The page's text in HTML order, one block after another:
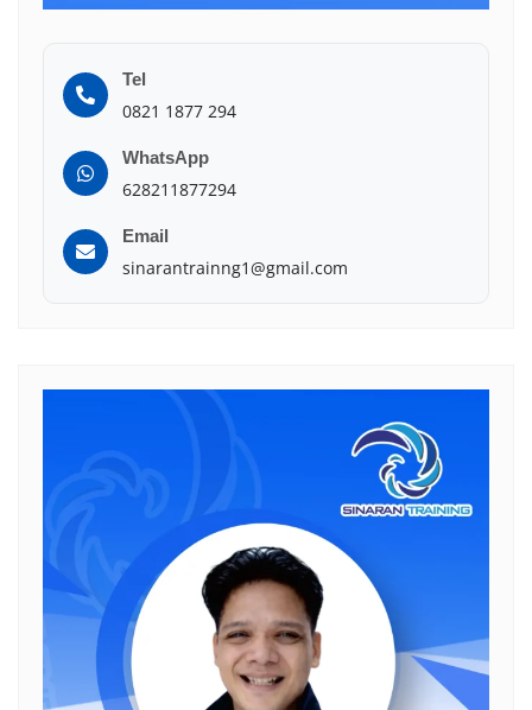
Tel
0821 1877 294
WhatsApp
628211877294
Email
sinarantrainng1@gmail.com